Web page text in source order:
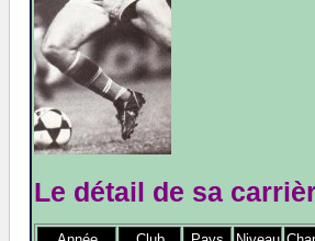
Le détail de sa